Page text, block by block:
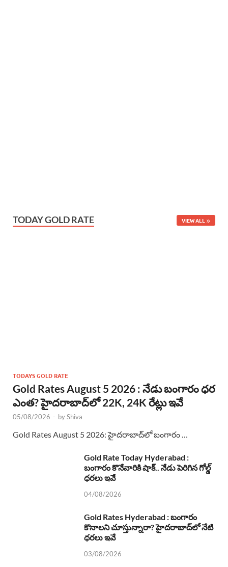
TODAY GOLD RATE VIEW ALL
TODAYS GOLD RATE
Gold Rates August 5 2026 : నేడు బంగారం ధర
ఎంత? హైదరాబాద్‌లో 22K, 24K రేట్లు ఇవే
05/08/2026 - byShiva
Gold Rates August 5 2026: హైదరాబాద్‌లో బంగారం …
Gold Rate Today Hyderabad :
బంగారం కొనేవారికి షాక్.. నేడు పెరిగిన గోల్డ్
ధరలు ఇవే
04/08/2026
Gold Rates Hyderabad : బంగారం
కొనాలని చూస్తున్నారా? హైదరాబాద్‌లో నేటి
ధరలు ఇవే
03/08/2026